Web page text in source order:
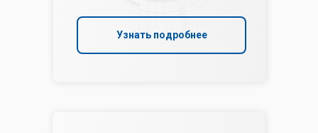
Узнать подробнее